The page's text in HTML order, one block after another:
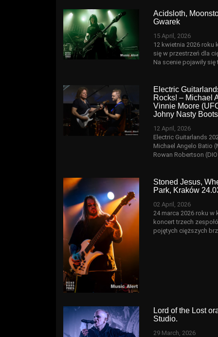
Acidsloth,
Gwarek
15 April, 2026
12 kwietnia 2026 roku
się w przestrzeń dla
Na scenie pojawiły się
Electric
Rocks! – Michael
Vinnie Moore
Johny Nasty
12 April, 2026
Electric Guitarlands
Michael Angelo Batio
Rowan Robertson
Stoned Jesus,
Park, Kraków
02 April, 2026
24 marca 2026 roku w
koncert trzech
pojętych cięższych
Lord of the Lost
Studio.
29 March, 2026